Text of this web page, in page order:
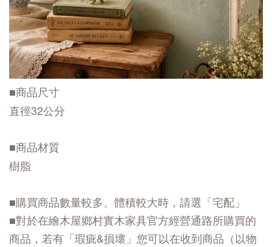
■商品尺寸
直徑32公分
■商品材質
樹脂
■購買商品數量較多、體積較大時，請選「宅配」
■對於在繪木屋鄉村實木家具官方經營通路所購買的
商品，若有「瑕疵&損壞」您可以在收到商品（以物